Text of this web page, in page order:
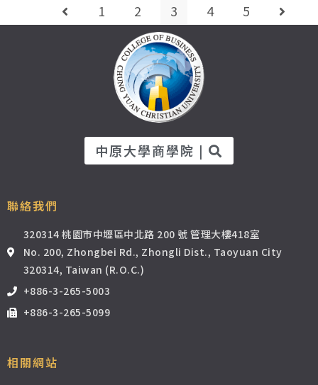
1 2 3 4 5
中原大學商學院 |
聯絡我們
320314 桃園市中壢區中北路 200 號 管理大樓418室
No. 200, Zhongbei Rd., Zhongli Dist., Taoyuan City
320314, Taiwan (R.O.C.)
+886-3-265-5003
+886-3-265-5099
相關網站